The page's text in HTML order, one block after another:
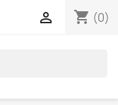
shopping_cart (0)
